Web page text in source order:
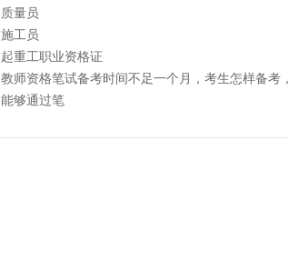
质量员
施工员
起重工职业资格证
教师资格笔试备考时间不足一个月，考生怎样备考，
能够通过笔